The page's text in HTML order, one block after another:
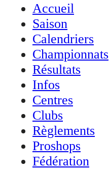
Accueil
Saison
Calendriers
Championnats
Résultats
Infos
Centres
Clubs
Règlements
Proshops
Fédération